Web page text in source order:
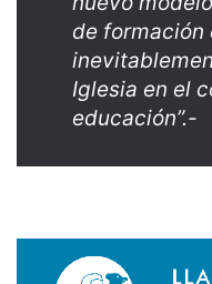
de formación
Iglesia en el
educación”.-